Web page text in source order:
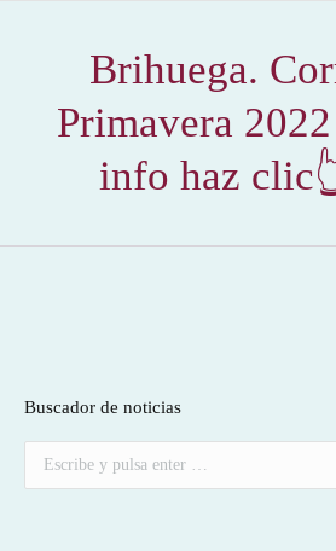
Brihuega.
Primavera
info haz
Buscador de noticias